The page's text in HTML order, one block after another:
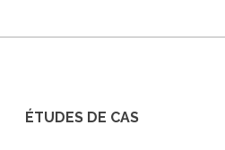
ÉTUDES DE CAS